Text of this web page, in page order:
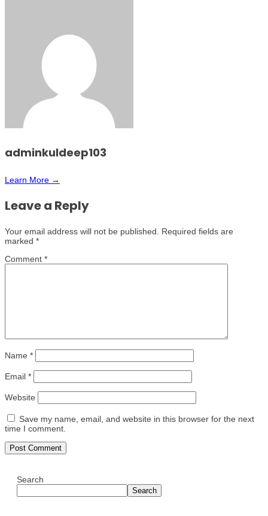
adminkuldeep103
Learn More →
Leave a Reply
Your email address will not be published.
Required fields are
marked *
Comment *
Name *
Email *
Website
Save my name, email, and website in this browser for the next
time I comment.
Search
Search